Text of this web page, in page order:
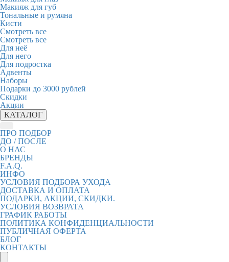
Макияж для губ
Тональные и румяна
Кисти
Смотреть все
Смотреть все
Для неё
Для него
Для подростка
Адвенты
Наборы
Подарки до 3000 рублей
Скидки
Акции
КАТАЛОГ
ПРО ПОДБОР
ДО / ПОСЛЕ
О НАС
БРЕНДЫ
F.A.Q.
ИНФО
УСЛОВИЯ ПОДБОРА УХОДА
ДОСТАВКА И ОПЛАТА
ПОДАРКИ, АКЦИИ, СКИДКИ.
УСЛОВИЯ ВОЗВРАТА
ГРАФИК РАБОТЫ
ПОЛИТИКА КОНФИДЕНЦИАЛЬНОСТИ
ПУБЛИЧНАЯ ОФЕРТА
БЛОГ
КОНТАКТЫ